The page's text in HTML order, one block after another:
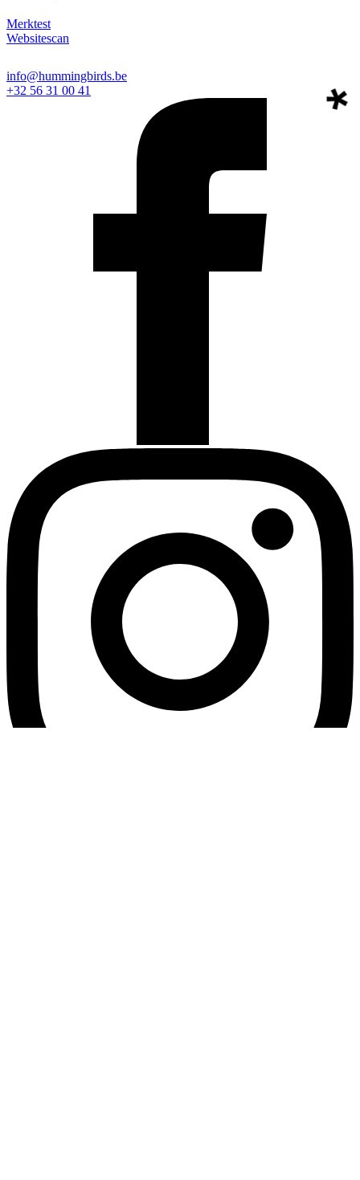
Merktest
Websitescan
info@hummingbirds.be
+32 56 31 00 41